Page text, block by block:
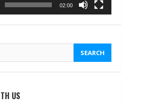
02:00
US